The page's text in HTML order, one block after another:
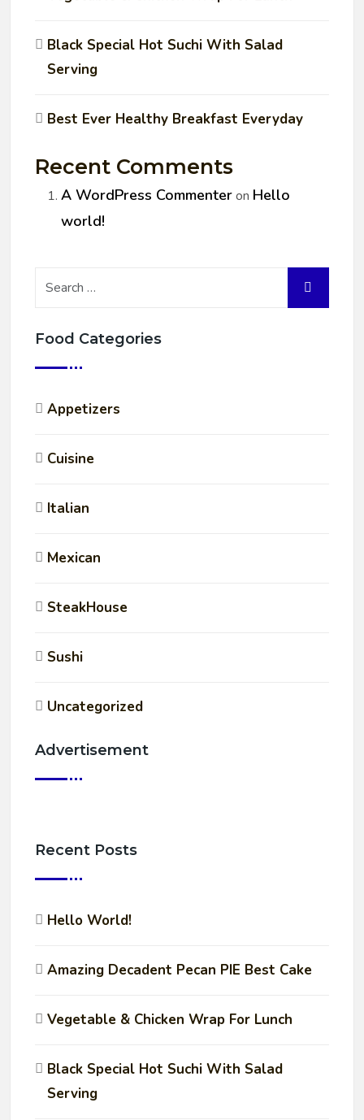
Black Special Hot Suchi With Salad
Serving
Best Ever Healthy Breakfast Everyday
Recent Comments
A WordPress Commenteron Hello
world!
Food Categories
Appetizers
Cuisine
Italian
Mexican
SteakHouse
Sushi
Uncategorized
Advertisement
Recent Posts
Hello World!
Amazing Decadent Pecan PIE Best Cake
Vegetable & Chicken Wrap For Lunch
Black Special Hot Suchi With Salad
Serving